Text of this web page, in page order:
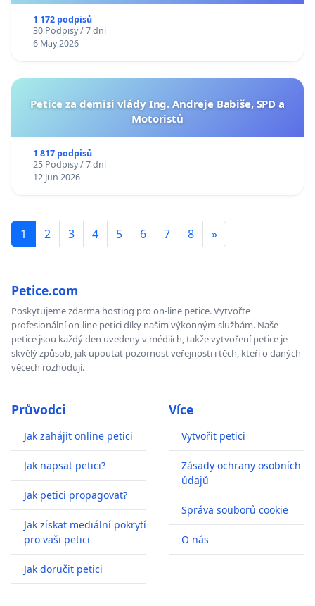
1 172 podpisů
30 Podpisy / 7 dní
6 May 2026
Petice za demisi vlády Ing. Andreje Babiše, SPD a
Motoristů
1 817 podpisů
25 Podpisy / 7 dní
12 Jun 2026
1 2 3 4 5 6 7 8 »
Petice.com
Poskytujeme zdarma hosting pro on-line petice. Vytvořte
profesionální on-line petici díky našim výkonným službám. Naše
petice jsou každý den uvedeny v médiích, takže vytvoření petice je
skvělý způsob, jak upoutat pozornost veřejnosti i těch, kteří o daných
věcech rozhodují.
Průvodci
Jak zahájit online petici
Jak napsat petici?
Jak petici propagovat?
Jak získat mediální pokrytí
pro vaši petici
Jak doručit petici
Více
Vytvořit petici
Zásady ochrany osobních
údajů
Správa souborů cookie
O nás